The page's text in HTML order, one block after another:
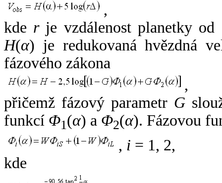
,
kde rje vzdálenost planetky od
H(α) je redukovaná hvězdná
fázového zákona
,
přičemž fázový parametr G
funkcí Φ1(α) a Φ2(α). Fázovou
, i = 1, 2,
kde